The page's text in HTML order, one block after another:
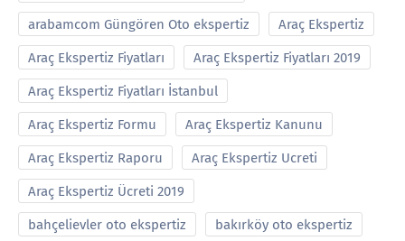
arabamcom Güngören Oto ekspertiz Araç Ekspertiz
Araç Ekspertiz Fiyatları Araç Ekspertiz Fiyatları 2019
Araç Ekspertiz Fiyatları İstanbul
Araç Ekspertiz Formu Araç Ekspertiz Kanunu
Araç Ekspertiz Raporu Araç Ekspertiz Ucreti
Araç Ekspertiz Ücreti 2019
bahçelievler oto ekspertiz bakırköy oto ekspertiz